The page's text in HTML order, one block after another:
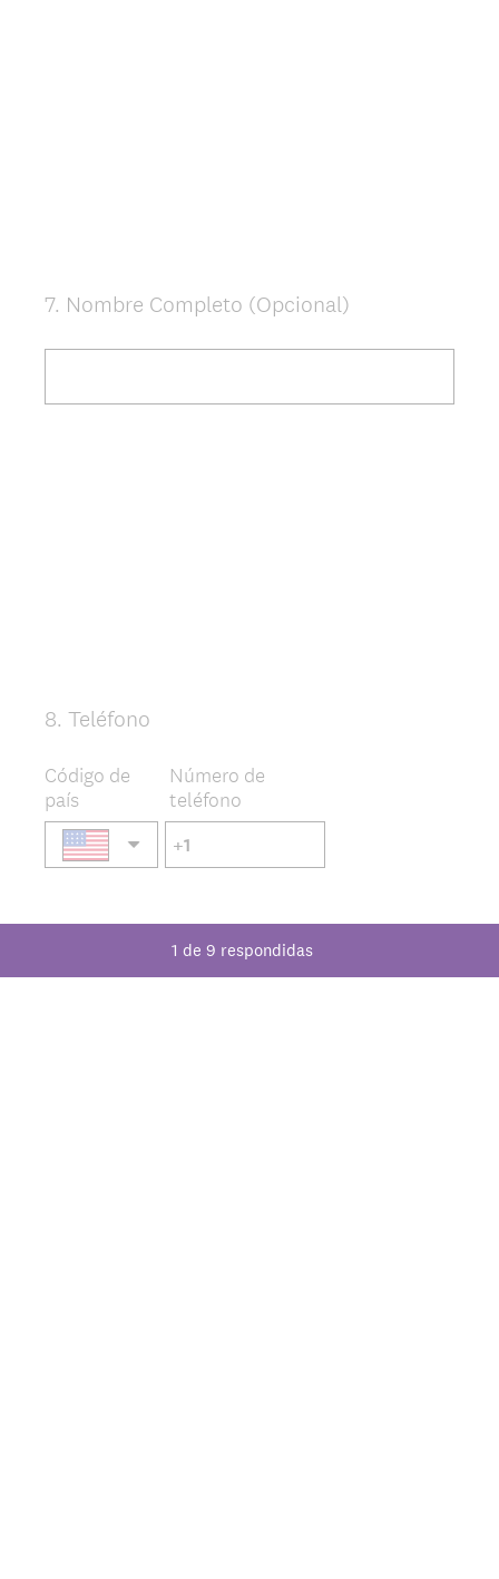
Question
7. Nombre Completo (Opcional)
Question
8. Teléfono
Código de
país
Número de
teléfono
1 de 9 respondidas